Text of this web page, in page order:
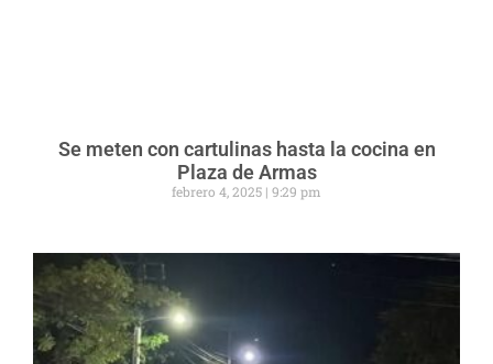
Se meten con cartulinas hasta la cocina en
Plaza de Armas
febrero 4, 2025 9:29 pm